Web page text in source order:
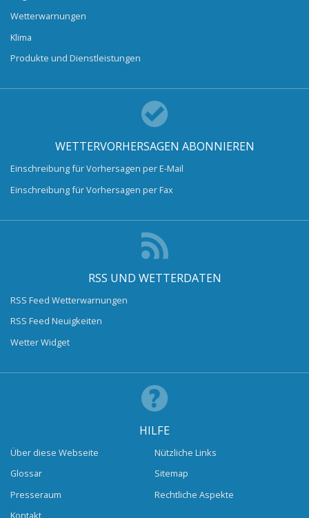
Wetterwarnungen
Klima
Produkte und Dienstleistungen
WETTERVORHERSAGEN ABONNIEREN
Einschreibung für Vorhersagen per E-Mail
Einschreibung für Vorhersagen per Fax
RSS UND WETTERDATEN
RSS Feed Wetterwarnungen
RSS Feed Neuigkeiten
Wetter Widget
HILFE
Über diese Webseite
Glossar
Presseraum
Kontakt
Nützliche Links
Sitemap
Rechtliche Aspekte